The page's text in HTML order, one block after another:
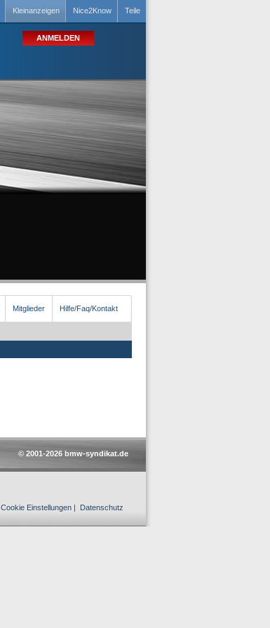
Kleinanzeigen Nice2Know Teile
Mitglieder Hilfe/Faq/Kontakt
© 2001-2026 bmw-syndikat.de
Cookie Einstellungen| Datenschutz